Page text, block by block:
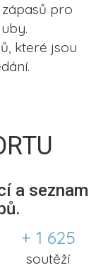
pro
které jsou
a seznam
+ 1 625
soutěží